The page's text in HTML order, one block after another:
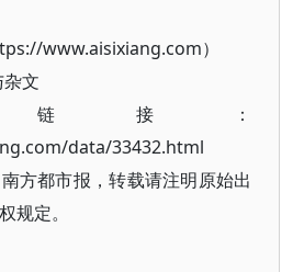
www.aisixiang.com）
文
接：
data/33432.html
方都市报，转载请注明原始出
规定。